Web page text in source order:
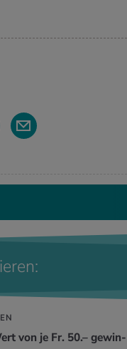
von je Fr. 50.– ge­win­